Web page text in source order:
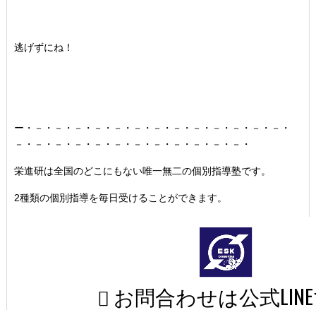
逃げずにね！
ー・－・－・－・－・－・－・－・－・－・－・－・－・－・
－・－・－・－・－・－・－・－・－・－・－・－・
栄進研は全国のどこにもない唯一無二の個別指導塾です。
2種類の個別指導を毎日受けることができます。